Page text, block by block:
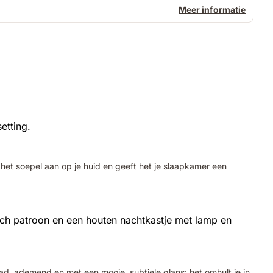
Meer informatie
soepel aan op je huid en geeft het je slaapkamer een